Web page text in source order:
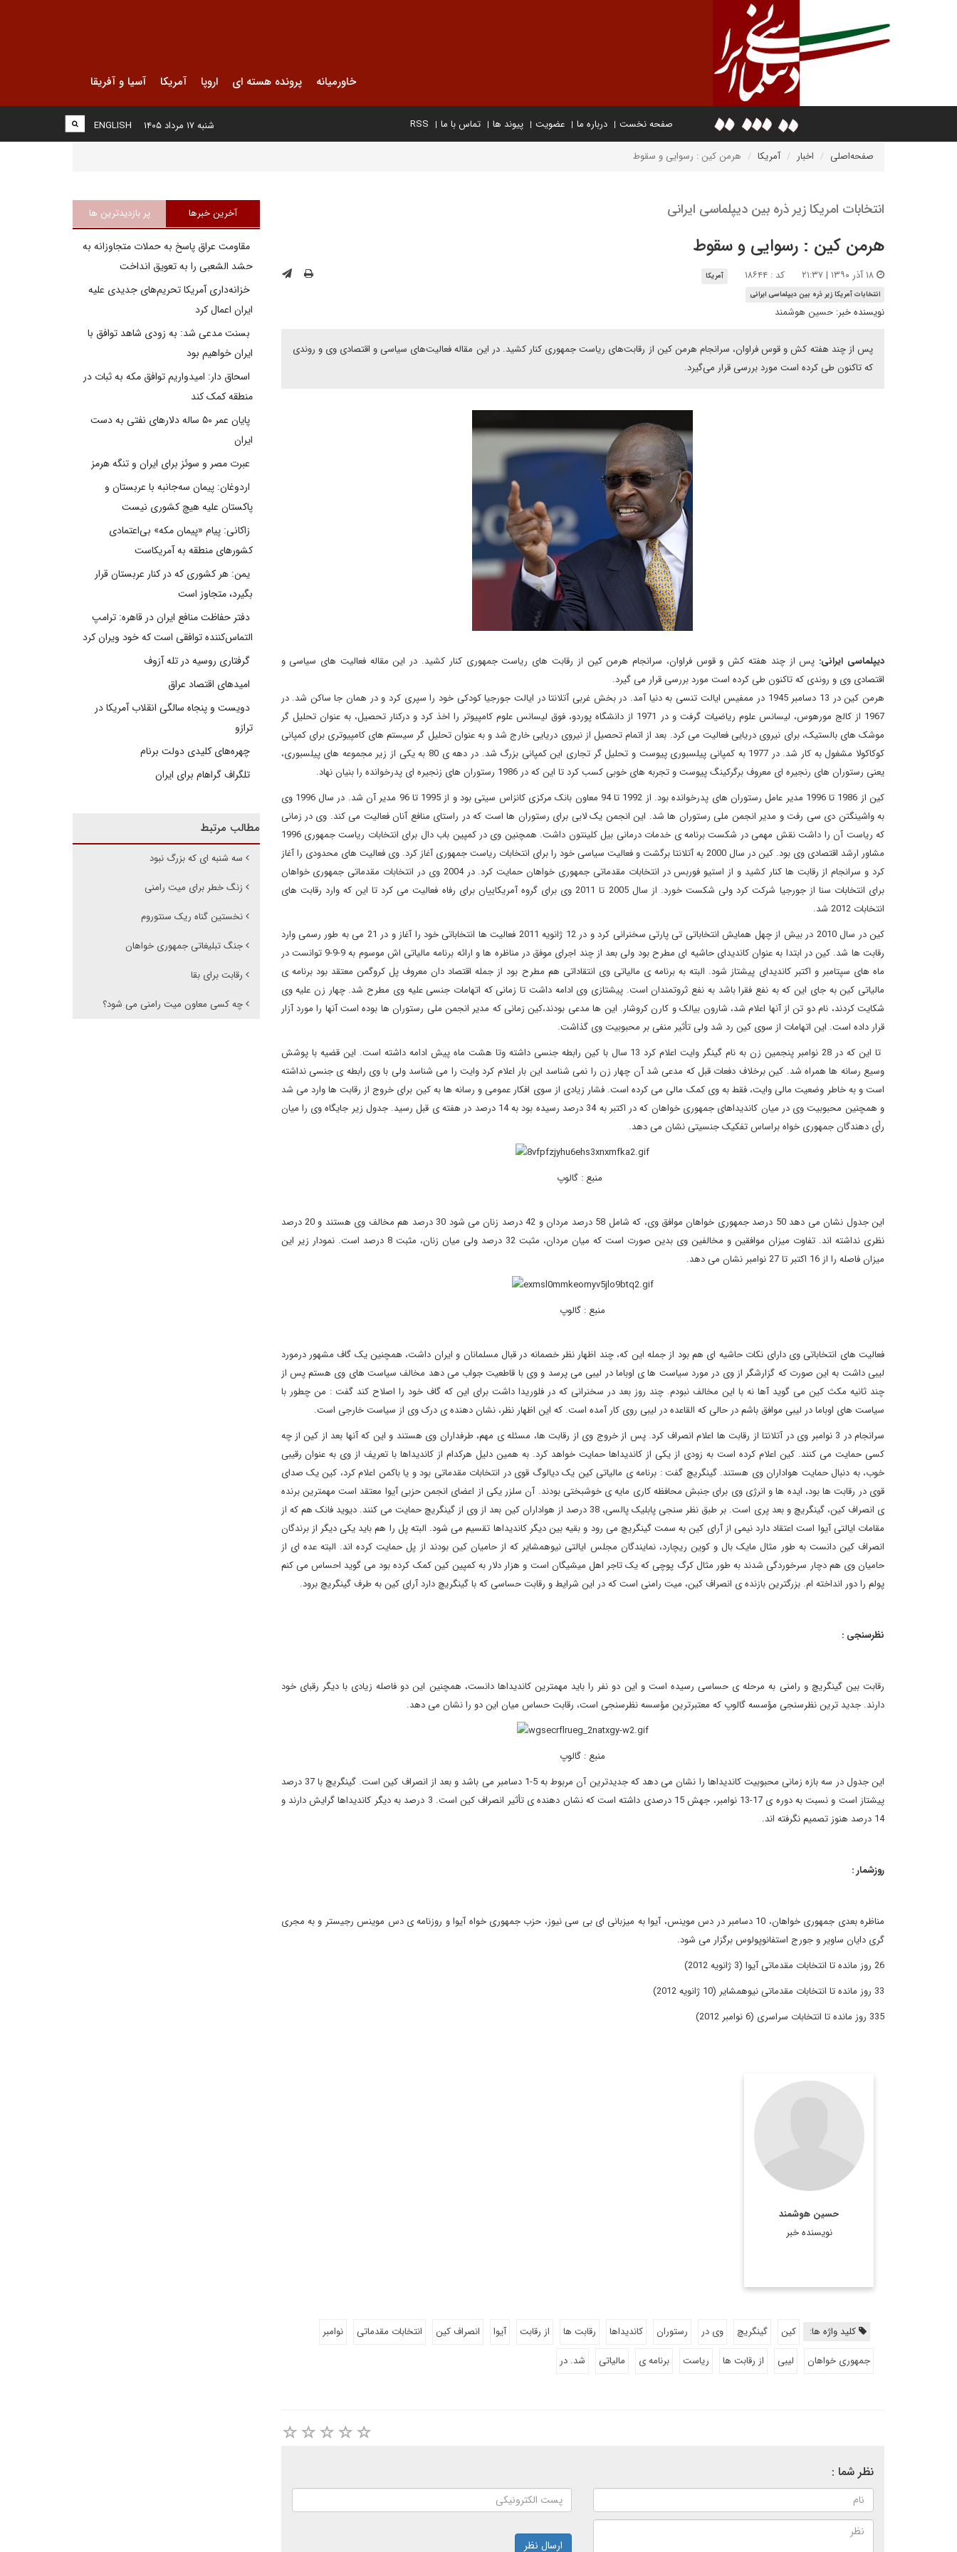
خاورمیانه پرونده هسته ای اروپا آمریکا آسیا و آفریقا
صفحه نخست درباره ما عضویت پیوند ها تماس با ما RSS
ENGLISH شنبه ۱۷ مرداد ۱۴۰۵
صفحه‌اصلی اخبار آمریکا هرمن کین : رسوایی و سقوط
انتخابات امریکا زیر ذره بین دیپلماسی ایرانی
هرمن کین : رسوایی و سقوط
کد : ۱۸۶۴۴
آمریکا
انتخابات آمریکا زیر ذره بین دیپلماسی ایرانی
نویسنده خبر: حسین هوشمند
پس از چند هفته کش و قوس فراوان، سرانجام هرمن کین از رقابت‌های ریاست جمهوری کنار کشید. در این مقاله فعالیت‌های سیاسی و اقتصادی وی و روندی
که تاکنون طی کرده است مورد بررسی قرار می‌گیرد.
دیپلماسی ایرانی: پس از چند هفته کش و قوس فراوان، سرانجام هرمن کین از رقابت های ریاست جمهوری کنار کشید. در این مقاله فعالیت های سیاسی و
اقتصادی وی و روندی که تاکنون طی کرده است مورد بررسی قرار می گیرد.
هرمن کین در 13 دسامبر 1945 در ممفیس ایالت تنسی به دنیا آمد. در بخش غربی آتلانتا در ایالت جورجیا کودکی خود را سپری کرد و در همان جا ساکن شد. در
1967 از کالج مورهوس، لیسانس علوم ریاضیات گرفت و در 1971 از دانشگاه پوردو، فوق لیسانس علوم کامپیوتر را اخذ کرد و درکنار تحصیل، به عنوان تحلیل گر
موشک های بالستیک، برای نیروی دریایی فعالیت می کرد. بعد از اتمام تحصیل از نیروی دریایی خارج شد و به عنوان تحلیل گر سیستم های کامپیوتری برای کمپانی
کوکاکولا مشغول به کار شد. در 1977 به کمپانی پیلسبوری پیوست و تحلیل گر تجاری این کمپانی بزرگ شد. در دهه ی 80 به یکی از زیر مجموعه های پیلسبوری،
یعنی رستوران های رنجیره ای معروف برگرکینگ پیوست و تجربه های خوبی کسب کرد تا این که در 1986 رستوران های زنجیره ای پدرخوانده را بنیان نهاد.
کین از 1986 تا 1996 مدیر عامل رستوران های پدرخوانده بود. از 1992 تا 94 معاون بانک مرکزی کانزاس سیتی بود و از 1995 تا 96 مدیر آن شد. در سال 1996 وی
به واشینگتن دی سی رفت و مدیر انجمن ملی رستوران ها شد. این انجمن یک لابی برای رستوران ها است که در راستای منافع آنان فعالیت می کند. وی در زمانی
که ریاست آن را داشت نقش مهمی در شکست برنامه ی خدمات درمانی بیل کلینتون داشت. همچنین وی در کمپین باب دال برای انتخابات ریاست جمهوری 1996
مشاور ارشد اقتصادی وی بود. کین در سال 2000 به آتلانتا برگشت و فعالیت سیاسی خود را برای انتخابات ریاست جمهوری آغاز کرد. وی فعالیت های محدودی را آغاز
کرد و سرانجام از رقابت ها کنار کشید و از استیو فوربس در انتخابات مقدماتی جمهوری خواهان حمایت کرد. در 2004 وی در انتخابات مقدماتی جمهوری خواهان
برای انتخابات سنا از جورجیا شرکت کرد ولی شکست خورد. از سال 2005 تا 2011 وی برای گروه آمریکاییان برای رفاه فعالیت می کرد تا این که وارد رقابت های
انتخابات 2012 شد.
کین در سال 2010 در بیش از چهل همایش انتخاباتی تی پارتی سخنرانی کرد و در 12 ژانویه 2011 فعالیت ها انتخاباتی خود را آغاز و در 21 می به طور رسمی وارد
رقابت ها شد. کین در ابتدا به عنوان کاندیدای حاشیه ای مطرح بود ولی بعد از چند اجرای موفق در مناظره ها و ارائه برنامه مالیاتی اش موسوم به 9-9-9 توانست در
ماه های سپتامبر و اکتبر کاندیدای پیشتاز شود. البته به برنامه ی مالیاتی وی انتقاداتی هم مطرح بود از جمله اقتصاد دان معروف پل کروگمن معتقد بود برنامه ی
مالیاتی کین به جای این که به نفع فقرا باشد به نفع ثروتمندان است. پیشتازی وی ادامه داشت تا زمانی که اتهامات جنسی علیه وی مطرح شد. چهار زن علیه وی
شکایت کردند، نام دو تن از آنها اعلام شد، شارون بیالک و کارن کروشار. این ها مدعی بودند،کین زمانی که مدیر انجمن ملی رستوران ها بوده است آنها را مورد آزار
قرار داده است. این اتهامات از سوی کین رد شد ولی تأثیر منفی بر محبوبیت وی گذاشت.
تا این که در 28 نوامبر پنجمین زن به نام گینگر وایت اعلام کرد 13 سال با کین رابطه جنسی داشته وتا هشت ماه پیش ادامه داشته است. این قضیه با پوشش
وسیع رسانه ها همراه شد. کین برخلاف دفعات قبل که مدعی شد آن چهار زن را نمی شناسد این بار اعلام کرد وایت را می شناسد ولی با وی رابطه ی جنسی نداشته
است و به خاطر وضعیت مالی وایت، فقط به وی کمک مالی می کرده است. فشار زیادی از سوی افکار عمومی و رسانه ها به کین برای خروج از رقابت ها وارد می شد
و همچنین محبوبیت وی در میان کاندیداهای جمهوری خواهان که در اکتبر به 34 درصد رسیده بود به 14 درصد در هفته ی قبل رسید. جدول زیر جایگاه وی را میان
رأی دهندگان جمهوری خواه براساس تفکیک جنسیتی نشان می دهد.
منبع : گالوپ
این جدول نشان می دهد 50 درصد جمهوری خواهان موافق وی، که شامل 58 درصد مردان و 42 درصد زنان می شود 30 درصد هم مخالف وی هستند و 20 درصد
نظری نداشته اند. تفاوت میزان موافقین و مخالفین وی بدین صورت است که میان مردان، مثبت 32 درصد ولی میان زنان، مثبت 8 درصد است. نمودار زیر این
میزان فاصله را از 16 اکتبر تا 27 نوامبر نشان می دهد.
منبع : گالوپ
فعالیت های انتخاباتی وی دارای نکات حاشیه ای هم بود از جمله این که، چند اظهار نظر خصمانه در قبال مسلمانان و ایران داشت، همچنین یک گاف مشهور درمورد
لیبی داشت به این صورت که گزارشگر از وی در مورد سیاست ها ی اوباما در لیبی می پرسد و وی با قاطعیت جواب می دهد مخالف سیاست های وی هستم پس از
چند ثانیه مکث کین می گوید آها نه با این مخالف نبودم. چند روز بعد در سخنرانی که در فلوریدا داشت برای این که گاف خود را اصلاح کند گفت : من چطور با
سیاست های اوباما در لیبی موافق باشم در حالی که القاعده در لیبی روی کار آمده است. که این اظهار نظر، نشان دهنده ی درک وی از سیاست خارجی است.
سرانجام در 3 نوامبر وی در آتلانتا از رقابت ها اعلام انصراف کرد. پس از خروج وی از رقابت ها، مسئله ی مهم، طرفداران وی هستند و این که آنها بعد از کین از چه
کسی حمایت می کنند. کین اعلام کرده است به زودی از یکی از کاندیداها حمایت خواهد کرد. به همین دلیل هرکدام از کاندیداها با تعریف از وی به عنوان رقیبی
خوب، به دنبال حمایت هواداران وی هستند. گینگریچ گفت : برنامه ی مالیاتی کین یک دیالوگ قوی در انتخابات مقدماتی بود و یا باکمن اعلام کرد، کین یک صدای
قوی در رقابت ها بود، ایده ها و انرژی وی برای جنبش محافظه کاری مایه ی خوشبختی بودند. آن سلزر یکی از اعضای انجمن حزبی آیوا معتقد است مهمترین برنده
ی انصراف کین، گینگریچ و بعد پری است. بر طبق نظر سنجی پابلیک پالسی، 38 درصد از هواداران کین بعد از وی از گینگریچ حمایت می کنند. دیوید فانک هم که از
مقامات ایالتی آیوا است اعتقاد دارد نیمی از آرای کین به سمت گینگریچ می رود و بقیه بین دیگر کاندیداها تقسیم می شود. البته پل را هم باید یکی دیگر از برندگان
انصراف کین دانست به طور مثال مایک بال و کوین ریچارد، نمایندگان مجلس ایالتی نیوهمشایر که از حامیان کین بودند از پل حمایت کرده اند. البته عده ای از
حامیان وی هم دچار سرخوردگی شدند به طور مثال کرگ پوچی که یک تاجر اهل میشیگان است و هزار دلار به کمپین کین کمک کرده بود می گوید احساس می کنم
پولم را دور انداخته ام. بزرگترین بازنده ی انصراف کین، میت رامنی است که در این شرایط و رقابت حساسی که با گینگریچ دارد آرای کین به طرف گینگریچ برود.
نظرسنجی :
رقابت بین گینگریچ و رامنی به مرحله ی حساسی رسیده است و این دو نفر را باید مهمترین کاندیداها دانست، همچنین این دو فاصله زیادی با دیگر رقبای خود
دارند. جدید ترین نظرسنجی مؤسسه گالوپ که معتبرترین مؤسسه نظرسنجی است، رقابت حساس میان این دو را نشان می دهد.
منبع : گالوپ
این جدول در سه بازه زمانی محبوبیت کاندیداها را نشان می دهد که جدیدترین آن مربوط به 5-1 دسامبر می باشد و بعد از انصراف کین است. گینگریچ با 37 درصد
پیشتاز است و نسبت به دوره ی 17-13 نوامبر، جهش 15 درصدی داشته است که نشان دهنده ی تأثیر انصراف کین است. 3 درصد به دیگر کاندیداها گرایش دارند و
14 درصد هنوز تصمیم نگرفته اند.
روزشمار :
مناظره بعدی جمهوری خواهان، 10 دسامبر در دس موینس، آیوا به میزبانی ای بی سی نیوز، حزب جمهوری خواه آیوا و روزنامه ی دس موینس رجیستر و به مجری
گری دایان ساویر و جورج استفانوپولوس برگزار می شود.
26 روز مانده تا انتخابات مقدماتی آیوا (3 ژانویه 2012)
33 روز مانده تا انتخابات مقدماتی نیوهمشایر (10 ژانویه 2012)
335 روز مانده تا انتخابات سراسری (6 نوامبر 2012)
حسین هوشمند
نویسنده خبر
houshmand@gmail.com
اطلاعات بیشتر
کلید واژه ها: کین گینگریچ وی در رستوران کاندیداها رقابت ها از رقابت آیوا انصراف کین انتخابات مقدماتی
نوامبر
جمهوری خواهان
لیبی از رقابت ها ریاست برنامه ی مالیاتی شد. در
نظر شما :
ارسال نظر
آخرین خبرها پر بازدیدترین ها
مقاومت عراق پاسخ به حملات متجاوزانه به
حشد الشعبی را به تعویق انداخت
خزانه‌داری آمریکا تحریم‌های جدیدی علیه
ایران اعمال کرد
بسنت مدعی شد: به زودی شاهد توافق با
ایران خواهیم بود
اسحاق دار: امیدواریم توافق مکه به ثبات در
منطقه کمک کند
پایان عمر ۵۰ ساله دلارهای نفتی به دست
ایران
عبرت مصر و سوئز برای ایران و تنگه هرمز
اردوغان: پیمان سه‌جانبه با عربستان و
پاکستان علیه هیچ کشوری نیست
زاکانی: پیام «پیمان مکه» بی‌اعتمادی
کشورهای منطقه به آمریکاست
یمن: هر کشوری که در کنار عربستان قرار
بگیرد، متجاوز است
دفتر حفاظت منافع ایران در قاهره: ترامپ
التماس‌کننده توافقی است که خود ویران کرد
گرفتاری روسیه در تله آزوف
امیدهای اقتصاد عراق
دویست و پنجاه سالگی انقلاب آمریکا در
ترازو
چهره‌های کلیدی دولت برنام
تلگراف گراهام برای ایران
مطالب مرتبط
سه شنبه ای که بزرگ نبود
زنگ خطر برای میت رامنی
نخستین گناه ریک سنتوروم
جنگ تبلیغاتی جمهوری خواهان
رقابت برای بقا
چه کسی معاون میت رامنی می شود؟